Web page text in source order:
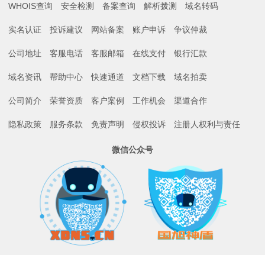
WHOIS查询 安全检测 备案查询 解析拨测 域名转码
实名认证 投诉建议 网站备案 账户申诉 争议仲裁
公司地址 客服电话 客服邮箱 在线支付 银行汇款
域名资讯 帮助中心 快速通道 文档下载 域名拍卖
公司简介 荣誉资质 客户案例 工作机会 渠道合作
隐私政策 服务条款 免责声明 侵权投诉 注册人权利与责任
微信公众号